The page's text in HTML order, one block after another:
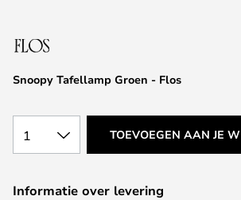
de
gallerij
Snoopy Tafellamp Groen - Flos
1 TOEVOEGEN AAN JE
Informatie over levering